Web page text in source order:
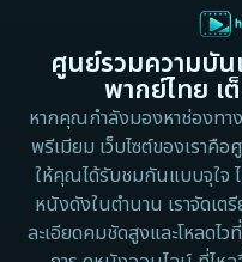
ศูนย์รวมความบั
พากย์ไทย เ
หากคุณกำลังมองหาช่องท
พรีเมียม เว็บไซต์ของเราคื
ให้คุณได้รับชมกันแบบจุใจ ไ
หนังดังในตำนาน เราจัดเ
ละเอียดคมชัดสูงและโหลดไ